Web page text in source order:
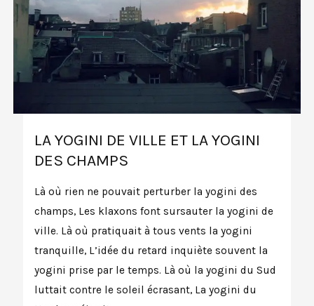
LA YOGINI DE VILLE ET LA YOGINI
DES CHAMPS
Là où rien ne pouvait perturber la yogini des
champs, Les klaxons font sursauter la yogini de
ville. Là où pratiquait à tous vents la yogini
tranquille, L’idée du retard inquiète souvent la
yogini prise par le temps. Là où la yogini du Sud
luttait contre le soleil écrasant, La yogini du